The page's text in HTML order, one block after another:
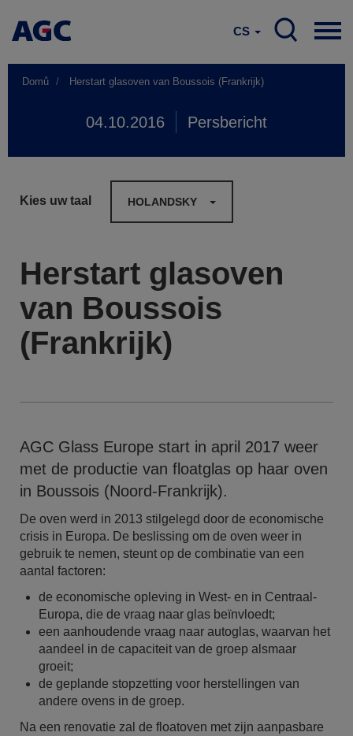
CS
Domů Herstart glasoven van Boussois (Frankrijk)
04.10.2016 Persbericht
Kies uw taal HOLANDSKY
Herstart glasoven
van Boussois
(Frankrijk)
AGC Glass Europe start in april 2017 weer
met de productie van floatglas op haar oven
in Boussois (Noord-Frankrijk).
De oven werd in 2013 stilgelegd door de economische
crisis in Europa. De beslissing om de oven weer in
gebruik te nemen, steunt op de combinatie van een
aantal factoren:
de economische opleving in West- en in Centraal-
Europa, die de vraag naar glas beïnvloedt;
een aanhoudende vraag naar autoglas, waarvan het
aandeel in de capaciteit van de groep alsmaar
groeit;
de geplande stopzetting voor herstellingen van
andere ovens in de groep.
Na een renovatie zal de floatoven met zijn aanpasbare